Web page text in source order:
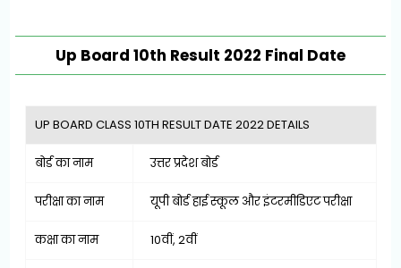
Up Board 10th Result 2022 Final Date
UP BOARD CLASS 10TH RESULT DATE 2022 DETAILS
बोर्ड का नाम उत्तर प्रदेश बोर्ड
परीक्षा का नाम यूपी बोर्ड हाई स्कूल और इंटरमीडिएट परीक्षा
कक्षा का नाम 10वीं, 2वीं